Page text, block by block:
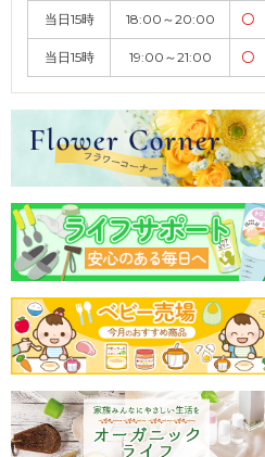
当日15時 18:00～20:00 〇
当日15時 19:00～21:00 〇